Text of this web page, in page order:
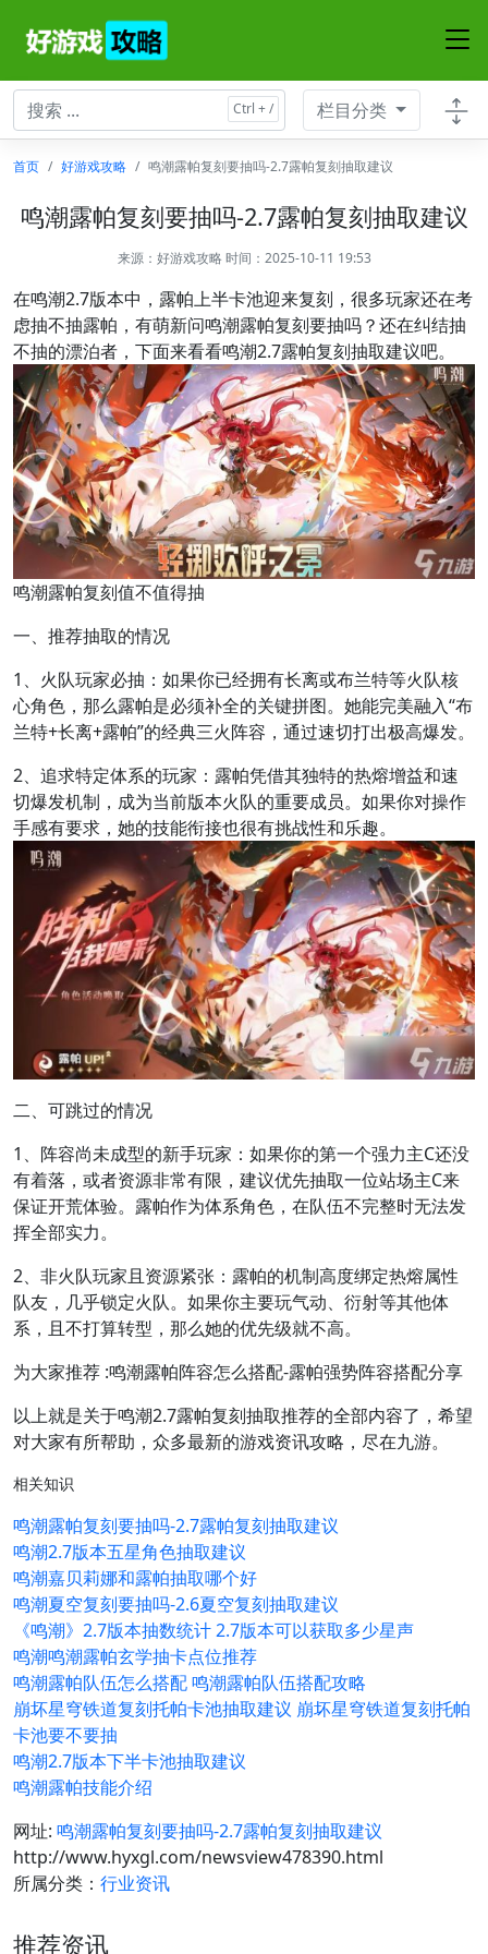
栏目分类
首页 好游戏攻略 鸣潮露帕复刻要抽吗-2.7露帕复刻抽取建议
鸣潮露帕复刻要抽吗-2.7露帕复刻抽取建议
来源： 好游戏攻略时间：2025-10-11 19:53
在鸣潮2.7版本中，露帕上半卡池迎来复刻，很多玩家还在考
虑抽不抽露帕，有萌新问鸣潮露帕复刻要抽吗？还在纠结抽
不抽的漂泊者，下面来看看鸣潮2.7露帕复刻抽取建议吧。
鸣潮露帕复刻值不值得抽
一、推荐抽取的情况
1、火队玩家必抽：如果你已经拥有长离或布兰特等火队核
心角色，那么露帕是必须补全的关键拼图。她能完美融入“布
兰特+长离+露帕”的经典三火阵容，通过速切打出极高爆发。
2、追求特定体系的玩家：露帕凭借其独特的热熔增益和速
切爆发机制，成为当前版本火队的重要成员。如果你对操作
手感有要求，她的技能衔接也很有挑战性和乐趣。
二、可跳过的情况
1、阵容尚未成型的新手玩家：如果你的第一个强力主C还没
有着落，或者资源非常有限，建议优先抽取一位站场主C来
保证开荒体验。露帕作为体系角色，在队伍不完整时无法发
挥全部实力。
2、非火队玩家且资源紧张：露帕的机制高度绑定热熔属性
队友，几乎锁定火队。如果你主要玩气动、衍射等其他体
系，且不打算转型，那么她的优先级就不高。
为大家推荐 :鸣潮露帕阵容怎么搭配-露帕强势阵容搭配分享
以上就是关于鸣潮2.7露帕复刻抽取推荐的全部内容了，希望
对大家有所帮助，众多最新的游戏资讯攻略，尽在九游。
相关知识
鸣潮露帕复刻要抽吗-2.7露帕复刻抽取建议
鸣潮2.7版本五星角色抽取建议
鸣潮嘉贝莉娜和露帕抽取哪个好
鸣潮夏空复刻要抽吗-2.6夏空复刻抽取建议
《鸣潮》2.7版本抽数统计 2.7版本可以获取多少星声
鸣潮鸣潮露帕玄学抽卡点位推荐
鸣潮露帕队伍怎么搭配 鸣潮露帕队伍搭配攻略
崩坏星穹铁道复刻托帕卡池抽取建议 崩坏星穹铁道复刻托帕
卡池要不要抽
鸣潮2.7版本下半卡池抽取建议
鸣潮露帕技能介绍
网址: 鸣潮露帕复刻要抽吗-2.7露帕复刻抽取建议
http://www.hyxgl.com/newsview478390.html
所属分类： 行业资讯
推荐资讯